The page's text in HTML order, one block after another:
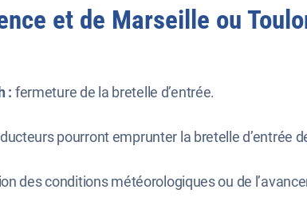
et de Marseille ou
: fermeture de la bretelle d’entrée.
pourront emprunter la bretelle d’entrée
des conditions météorologiques ou de